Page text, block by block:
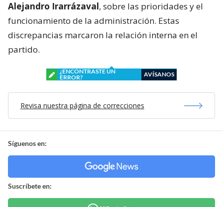
Alejandro Irarrázaval, sobre las prioridades y el
funcionamiento de la administración. Estas
discrepancias marcaron la relación interna en el
partido.
¿ENCONTRASTE UN
ERROR?
AVÍSANOS
Revisa nuestra página de correcciones
Síguenos en:
Suscríbete en: